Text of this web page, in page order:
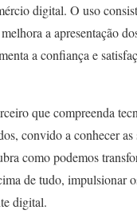
digital. O uso
a apresentação
a confiança e
que compreenda
convido a conhecer as
como podemos
de tudo, impulsionar
digital.